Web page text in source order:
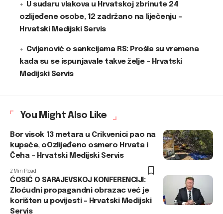
U sudaru vlakova u Hrvatskoj zbrinute 24
ozlijeđene osobe, 12 zadržano na liječenju –
Hrvatski Medijski Servis
Cvijanović o sankcijama RS: Prošla su vremena
kada su se ispunjavale takve želje – Hrvatski
Medijski Servis
You Might Also Like
Bor visok 13 metara u Crikvenici pao na
kupače, oOzlijeđeno osmero Hrvata i
Čeha – Hrvatski Medijski Servis
2 Min Read
ĆOSIĆ O SARAJEVSKOJ KONFERENCIJI:
Zloćudni propagandni obrazac već je
korišten u povijesti – Hrvatski Medijski
Servis